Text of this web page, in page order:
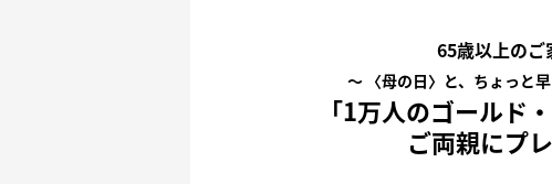
65歳以上の
〜 〈母の日〉と、ちょっと
「1万人のゴールド
ご両親にプ